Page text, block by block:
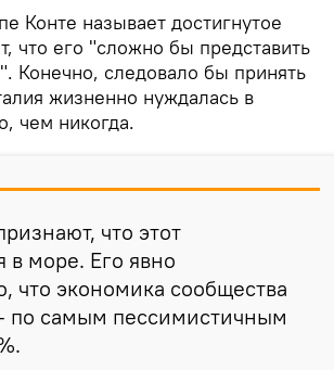
Конте называет достигнутое
что его "сложно бы представить
Конечно, следовало бы принять
жизненно нуждалась в
чем никогда.
что этот
в море. Его явно
что экономика сообщества
по самым пессимистичным